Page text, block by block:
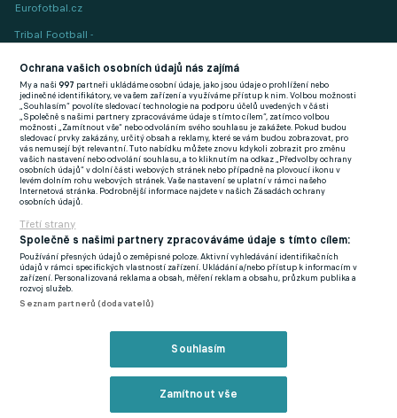
Eurofotbal.cz
Tribal Football -
(EN)
FlashFutbal (SK)
Tenisportal.cz
Tenisové zprávy
na Livesportu
Podmínky užití
Zásady ochrany osobních údajů
GDPR a žurnalistika
Ochrana vašich osobních údajů nás zajímá
My a naši997 partneři ukládáme osobní údaje, jako jsou údaje o prohlížení nebo
jedinečné identifikátory, ve vašem zařízení a využíváme přístup k nim. Volbou možnosti
„Souhlasím“ povolíte sledovací technologie na podporu účelů uvedených v části
„Společně s našimi partnery zpracováváme údaje s tímto cílem“, zatímco volbou
možnosti „Zamítnout vše“ nebo odvoláním svého souhlasu je zakážete. Pokud budou
sledovací prvky zakázány, určitý obsah a reklamy, které se vám budou zobrazovat, pro
vás nemusejí být relevantní. Tuto nabídku můžete znovu kdykoli zobrazit pro změnu
vašich nastavení nebo odvolání souhlasu, a to kliknutím na odkaz „Předvolby ochrany
osobních údajů“ v dolní části webových stránek nebo případně na plovoucí ikonu v
levém dolním rohu webových stránek. Vaše nastavení se uplatní v rámci našeho
Internetová stránka. Podrobnější informace najdete v našich Zásadách ochrany
osobních údajů.
Třetí strany
Společně s našimi partnery zpracováváme údaje s tímto cílem:
Používání přesných údajů o zeměpisné poloze. Aktivní vyhledávání identifikačních
údajů v rámci specifických vlastností zařízení. Ukládání a/nebo přístup k informacím v
zařízení. Personalizovaná reklama a obsah, měření reklam a obsahu, průzkum publika a
rozvoj služeb.
Seznam partnerů (dodavatelů)
Souhlasím
Zamítnout vše